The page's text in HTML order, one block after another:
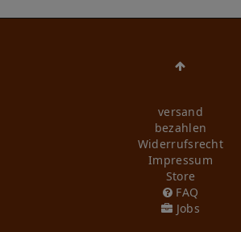
versand
bezahlen
Widerrufs­recht
Impressum
Store
FAQ
Jobs